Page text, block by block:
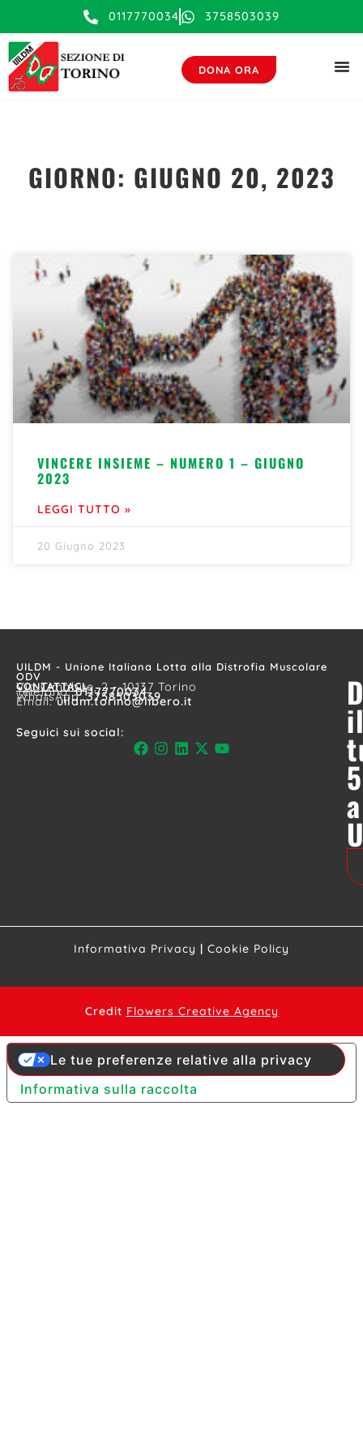
0117770034 3758503039
DONA ORA
GIORNO: GIUGNO 20, 2023
VINCERE INSIEME – NUMERO 1 – GIUGNO
2023
LEGGI TUTTO »
20 Giugno 2023
UILDM - Unione Italiana Lotta alla Distrofia Muscolare
ODV
CONTATTACI
Via Cimabue, 2 - 10137 Torino
Telefono:0117770034
WhatsApp:3758503039
Email:uildm.torino@libero.it
Seguici sui social:
a
Informativa Privacy Cookie Policy
Credit Flowers Creative Agency
Informativa sulla raccolta
Le tue preferenze relative alla privacy